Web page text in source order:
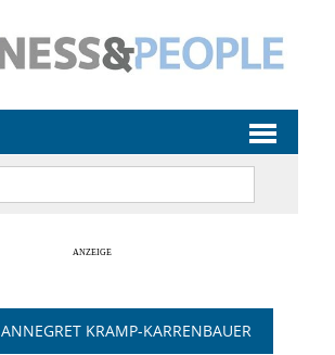
ANNEGRET KRAMP-KARRENBAUER